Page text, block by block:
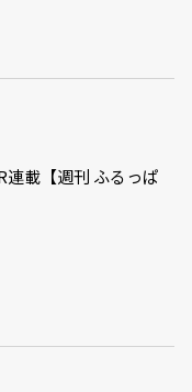
連載【週刊 ふるっぱ